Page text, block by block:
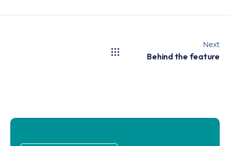
Next
Behind the feature